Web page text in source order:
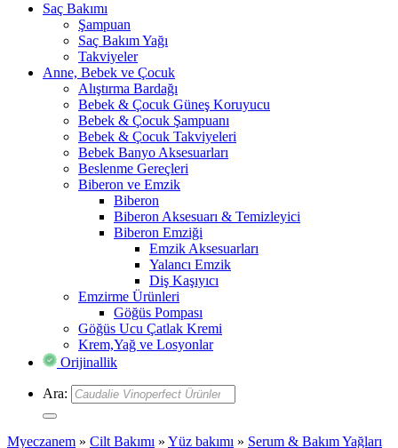
Saç Bakımı
Şampuan
Saç Bakım Yağı
Takviyeler
Anne, Bebek ve Çocuk
Alıştırma Bardağı
Bebek & Çocuk Güneş Koruyucu
Bebek & Çocuk Şampuanı
Bebek & Çocuk Takviyeleri
Bebek Banyo Aksesuarları
Beslenme Gereçleri
Biberon ve Emzik
Biberon
Biberon Aksesuarı & Temizleyici
Biberon Emziği
Emzik Aksesuarları
Yalancı Emzik
Diş Kaşıyıcı
Emzirme Ürünleri
Göğüs Pompası
Göğüs Ucu Çatlak Kremi
Krem,Yağ ve Losyonlar
Orijinallik
Ara:
Myeczanem » Cilt Bakımı » Yüz bakımı » Serum & Bakım Yağları